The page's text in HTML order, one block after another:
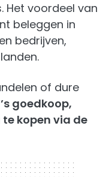
Het voordeel van
beleggen in
bedrijven,
of dure
goedkoop,
kopen via de